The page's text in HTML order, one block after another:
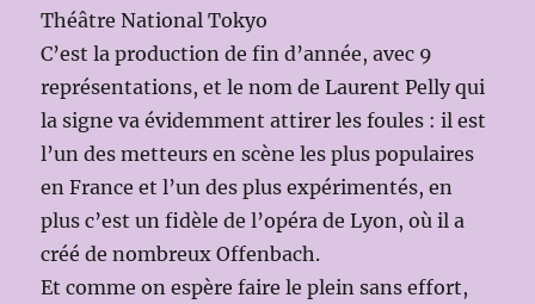
Théâtre National Tokyo
C’est la production de fin d’année, avec 9
représentations, et le nom de Laurent Pelly qui
la signe va évidemment attirer les foules : il est
l’un des metteurs en scène les plus populaires
en France et l’un des plus expérimentés, en
plus c’est un fidèle de l’opéra de Lyon, où il a
créé de nombreux Offenbach.
Et comme on espère faire le plein sans effort,